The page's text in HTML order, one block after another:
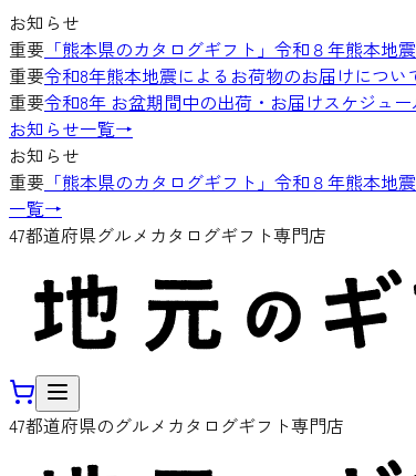
お知らせ
重要 「熊本県のカタログギフト」令和８年熊本地
重要令和8年熊本地震によるお荷物のお届けについ
重要令和8年 お盆期間中の出荷・お届けスケジュ
お知らせ一覧→
お知らせ
重要 「熊本県のカタログギフト」令和８年熊本地
一覧→
47都道府県グルメカタログギフト専門店
47都道府県のグルメカタログギフト専門店